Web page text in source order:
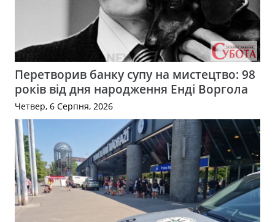
Перетворив банку супу на мистецтво: 98
років від дня народження Енді Воргола
Четвер, 6 Серпня, 2026